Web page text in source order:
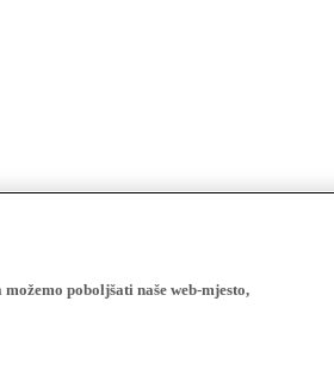
poboljšati naše web-mjesto,